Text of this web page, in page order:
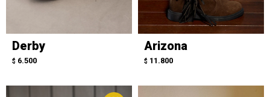
Derby
$ 6.500
Arizona
$ 11.800